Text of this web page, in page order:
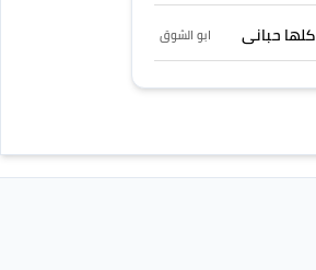
حبانى ابو الشوق